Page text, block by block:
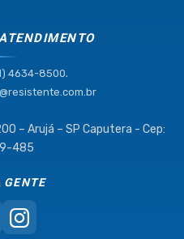
4634-8500.
– Arujá – SP Caputera - Cep:
485
GENTE